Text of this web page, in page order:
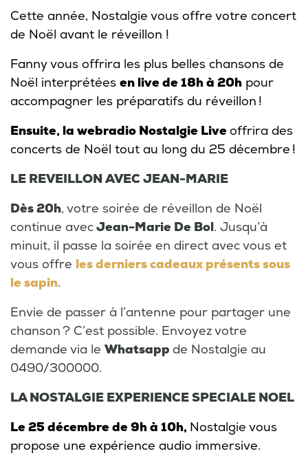
Cette année, Nostalgie vous offre votre concert
de Noël avant le réveillon !
Fanny vous offrira les plus belles chansons de
Noël interprétées en live de 18h à 20h pour
accompagner les préparatifs du réveillon !
Ensuite, la webradio Nostalgie Liveoffrira des
concerts de Noël tout au long du 25 décembre !
LE REVEILLON AVEC JEAN-MARIE
Dès 20h, votre soirée de réveillon de Noël
continue avecJean-Marie De Bol. Jusqu’à
minuit, il passe la soirée en direct avec vous et
vous offre les derniers cadeaux présents sous
le sapin.
Envie de passer à l’antenne pour partager une
chanson ? C’est possible. Envoyez votre
demande via le Whatsapp de Nostalgie au
0490/300000.
LA NOSTALGIE EXPERIENCE SPECIALE NOEL
Le 25 décembre de 9h à 10h, Nostalgie vous
propose une expérience audio immersive.